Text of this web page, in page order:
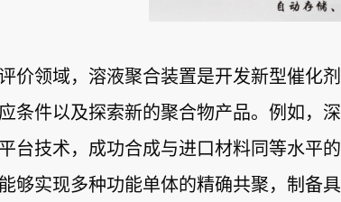
价领域，溶液聚合装置是开发新型催化
条件以及探索新的聚合物产品。例如，
台技术，成功合成与进口材料同等水平
够实现多种功能单体的精确共聚，制备